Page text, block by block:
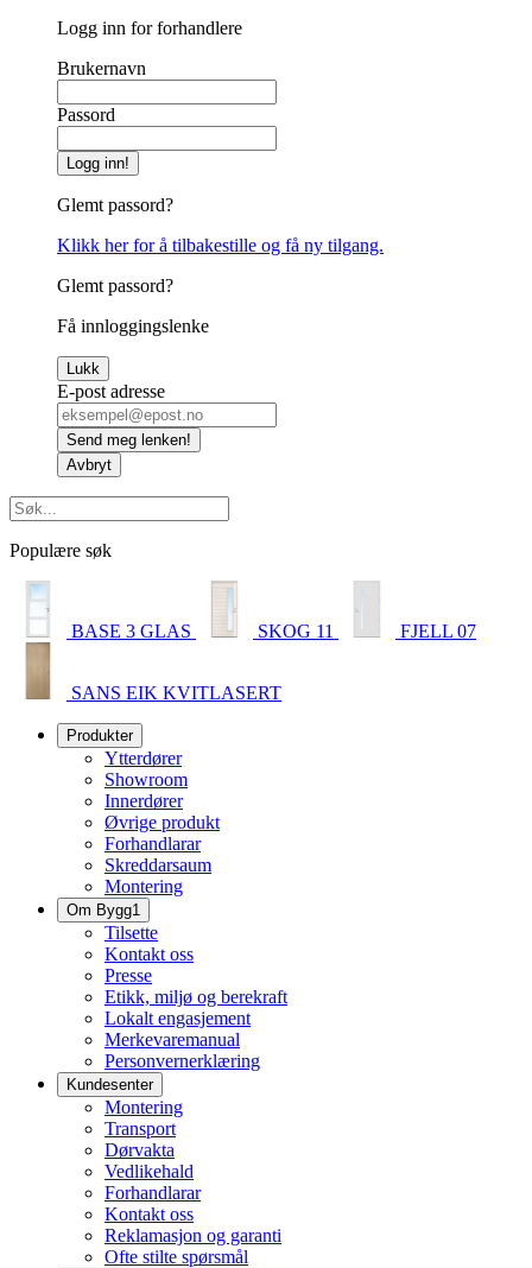
Logg inn for forhandlere
Brukernavn
Passord
Logg inn!
Glemt passord?
Klikk her for å tilbakestille og få ny tilgang.
Glemt passord?
Få innloggingslenke
Lukk
E-post adresse
Send meg lenken!
Avbryt
Populære søk
BASE 3 GLAS SKOG 11 FJELL 07
SANS EIK KVITLASERT
Produkter
Ytterdører
Showroom
Innerdører
Øvrige produkt
Forhandlarar
Skreddarsaum
Montering
Om Bygg1
Tilsette
Kontakt oss
Presse
Etikk, miljø og berekraft
Lokalt engasjement
Merkevaremanual
Personvernerklæring
Kundesenter
Montering
Transport
Dørvakta
Vedlikehald
Forhandlarar
Kontakt oss
Reklamasjon og garanti
Ofte stilte spørsmål